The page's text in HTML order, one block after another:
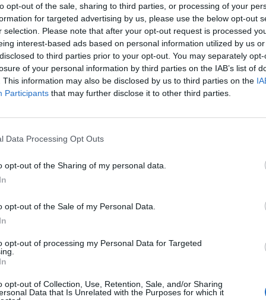
opt-out of the sale, sharing to third parties, or processing of your
for targeted advertising by us, please use the below opt-out
selection. Please note that after your opt-out request is processed
interest-based ads based on personal information utilized by us
to third parties prior to your opt-out. You may separately
of your personal information by third parties on the IAB’s list of
This information may also be disclosed by us to third parties on the
Participants that may further disclose it to other third parties.
Data Processing Opt Outs
opt-out of the Sharing of my personal data.
opt-out of the Sale of my Personal Data.
opt-out of processing my Personal Data for Targeted
opt-out of Collection, Use, Retention, Sale, and/or Sharing
Data that Is Unrelated with the Purposes for which it
0
„Starej Procházka“ otevřel
o Prokopské pouti Ševčínskou
dopravní štolu (video
a fotogalerie)
Vaclav Cermak 3. 7. 2017
PŘÍBRAM – Včera se na Březových Horách konala už
připomenutí 120. let od povýšení této nynější části...